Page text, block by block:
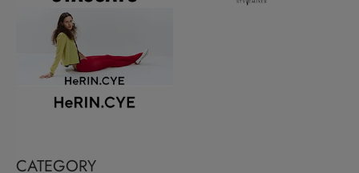
CATEGORY